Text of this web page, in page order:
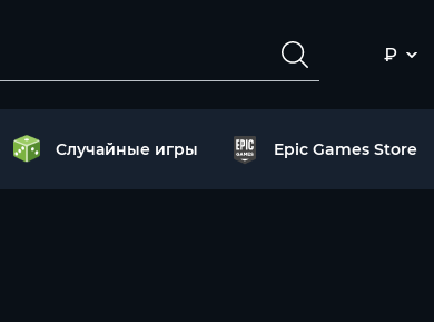
₽
Случайные игры Epic Games Store